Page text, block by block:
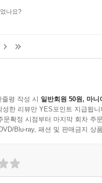
나요?
평 작성 시 일반회원 50원, 마니
한 리뷰만 YES포인트 지급됩니
문확정 시점부터 마지막 회차 주
Blu-ray, 패션 및 판매금지 상